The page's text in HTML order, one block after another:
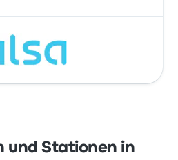
und Stationen in